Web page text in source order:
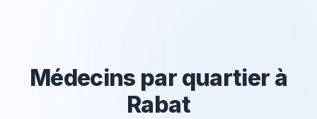
Médecins par quartier à
Rabat